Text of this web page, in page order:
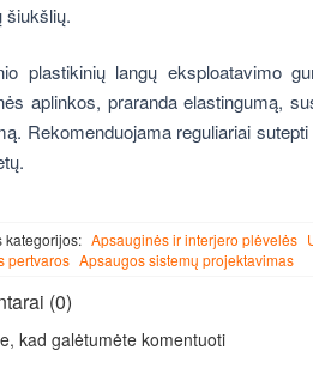
šiukšlių.
plastikinių langų eksploatavimo
aplinkos, praranda elastingumą,
Rekomenduojama reguliariai
kategorijos: Apsauginės ir interjero plėvelės
pertvaros Apsaugos sistemų projektavimas
(0)
kad galėtumėte komentuoti